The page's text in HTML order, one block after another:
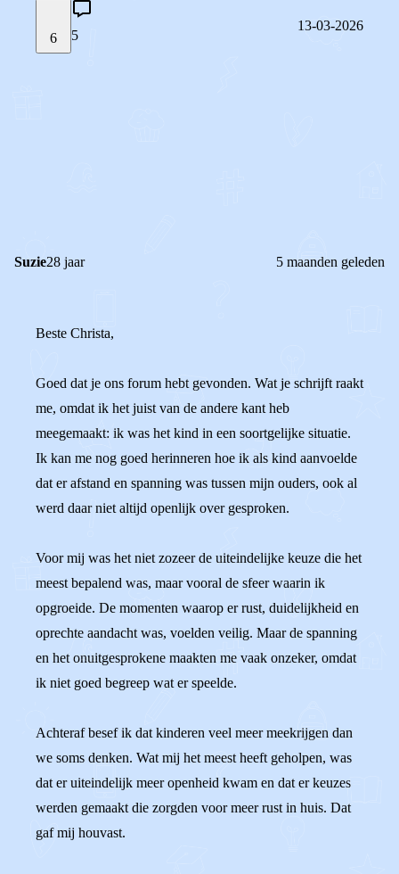
6 5
13-03-2026
Suzie28 jaar 5 maanden geleden
Beste Christa,
Goed dat je ons forum hebt gevonden. Wat je schrijft raakt
me, omdat ik het juist van de andere kant heb
meegemaakt: ik was het kind in een soortgelijke situatie.
Ik kan me nog goed herinneren hoe ik als kind aanvoelde
dat er afstand en spanning was tussen mijn ouders, ook al
werd daar niet altijd openlijk over gesproken.
Voor mij was het niet zozeer de uiteindelijke keuze die het
meest bepalend was, maar vooral de sfeer waarin ik
opgroeide. De momenten waarop er rust, duidelijkheid en
oprechte aandacht was, voelden veilig. Maar de spanning
en het onuitgesprokene maakten me vaak onzeker, omdat
ik niet goed begreep wat er speelde.
Achteraf besef ik dat kinderen veel meer meekrijgen dan
we soms denken. Wat mij het meest heeft geholpen, was
dat er uiteindelijk meer openheid kwam en dat er keuzes
werden gemaakt die zorgden voor meer rust in huis. Dat
gaf mij houvast.